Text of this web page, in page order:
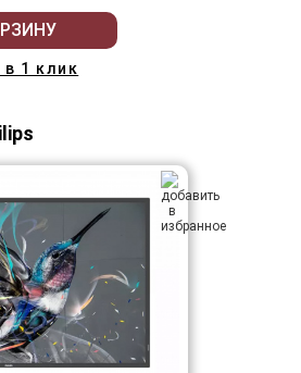
в 1 клик